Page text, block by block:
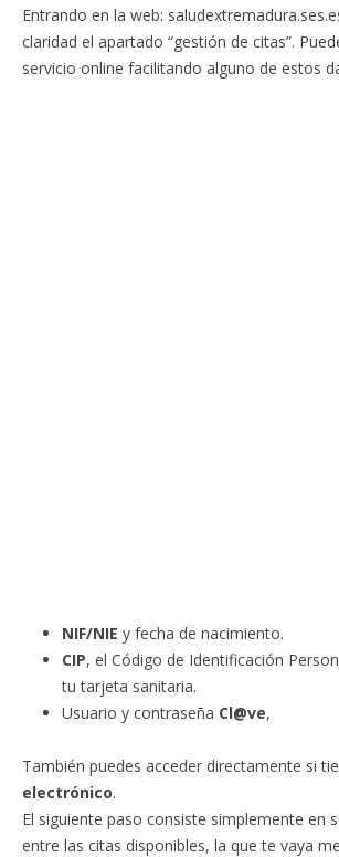
Entrando en la web:
claridad el apartado “gestión de citas”.
servicio online facilitando alguno de estos
NIF/NIE y fecha de nacimiento.
CIP, el Código de Identificación
tu tarjeta sanitaria.
Usuario y contraseña Cl@ve,
También puedes acceder directamente si
electrónico.
El siguiente paso consiste simplemente en
entre las citas disponibles, la que te vaya